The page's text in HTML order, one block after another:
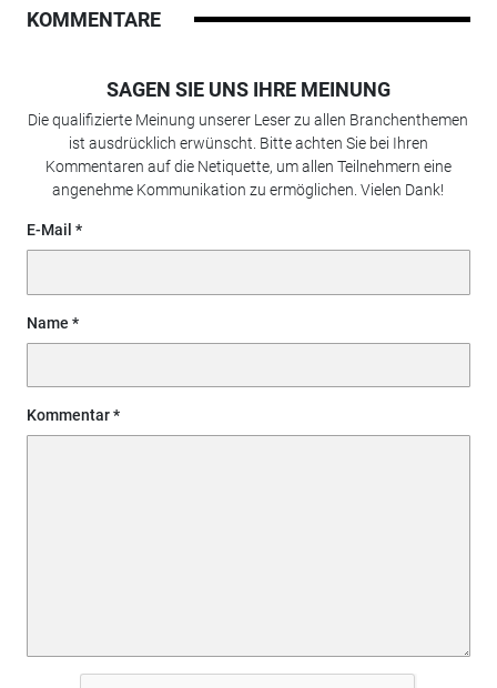
KOMMENTARE
SAGEN SIE UNS IHRE MEINUNG
Die qualifizierte Meinung unserer Leser zu allen Branchenthemen
ist ausdrücklich erwünscht. Bitte achten Sie bei Ihren
Kommentaren auf die Netiquette, um allen Teilnehmern eine
angenehme Kommunikation zu ermöglichen. Vielen Dank!
E-Mail
Name
Kommentar